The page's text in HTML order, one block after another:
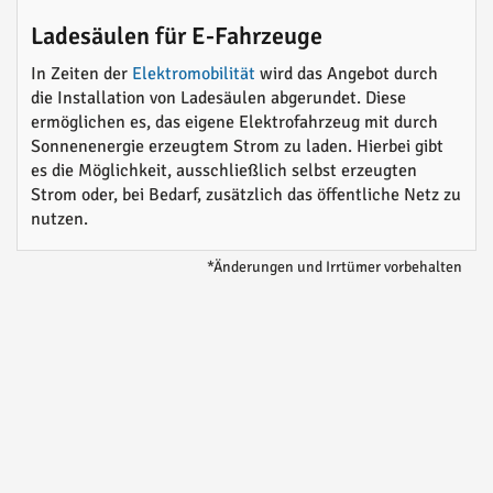
Ladesäulen für E-Fahrzeuge
In Zeiten der Elektromobilität wird das Angebot durch
die Installation von Ladesäulen abgerundet. Diese
ermöglichen es, das eigene Elektrofahrzeug mit durch
Sonnenenergie erzeugtem Strom zu laden. Hierbei gibt
es die Möglichkeit, ausschließlich selbst erzeugten
Strom oder, bei Bedarf, zusätzlich das öffentliche Netz zu
nutzen.
*Änderungen und Irrtümer vorbehalten